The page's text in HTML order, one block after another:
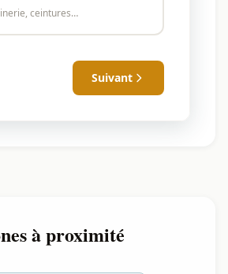
ceintures…
Suivant
à proximité